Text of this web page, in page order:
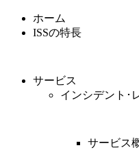
ホーム
ISSの特長
サービス
インシデント･
サービス